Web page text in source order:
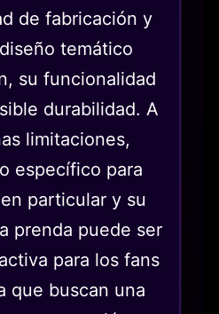
de fabricación y
temático
su funcionalidad
durabilidad. A
limitaciones,
específico para
particular y su
prenda puede ser
para los fans
que buscan una